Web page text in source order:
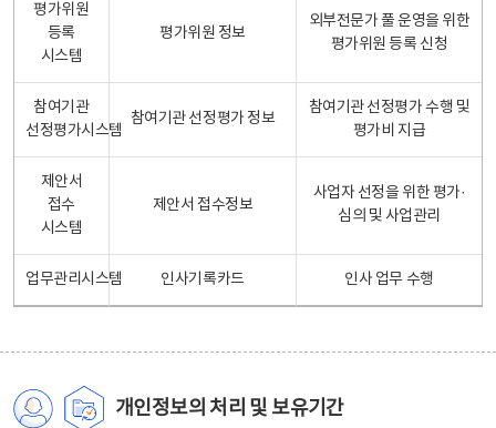
평가위원
등록
시스템
평가위원 정보
외부전문가 풀 운영을 위한
평가위원 등록 신청
참여기관
선정평가시스템
참여기관 선정평가 정보
참여기관 선정평가 수행 및
평가비 지급
제안서
접수
시스템
제안서 접수정보
사업자 선정을 위한 평가·
심의 및 사업관리
업무관리시스템 인사기록카드 인사 업무 수행
개인정보의 처리 및 보유기간